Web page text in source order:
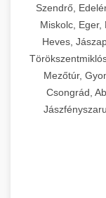
Szendrő,
Miskolc, Eger,
Heves,
Mezőtúr,
Csongrád,